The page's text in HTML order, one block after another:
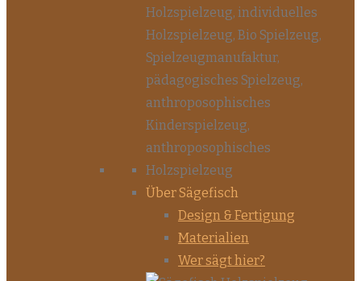
Über Sägefisch
Design & Fertigung
Materialien
Wer sägt hier?